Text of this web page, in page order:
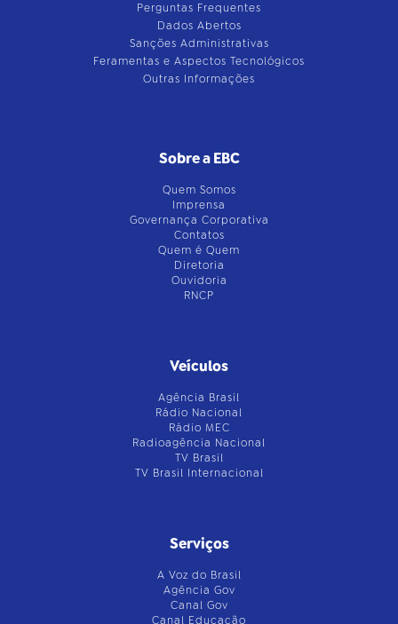
Perguntas Frequentes
Dados Abertos
Sanções Administrativas
Feramentas e Aspectos Tecnológicos
Outras Informações
Sobre a EBC
Quem Somos
Imprensa
Governança Corporativa
Contatos
Quem é Quem
Diretoria
Ouvidoria
RNCP
Veículos
Agência Brasil
Rádio Nacional
Rádio MEC
Radioagência Nacional
TV Brasil
TV Brasil Internacional
Serviços
A Voz do Brasil
Agência Gov
Canal Gov
Canal Educação